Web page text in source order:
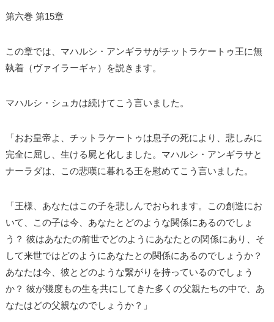
第六巻 第15章
この章では、マハルシ・アンギラサがチットラケートゥ王に無
執着（ヴァイラーギャ）を説きます。
マハルシ・シュカは続けてこう言いました。
「おお皇帝よ、チットラケートゥは息子の死により、悲しみに
完全に屈し、生ける屍と化しました。マハルシ・アンギラサと
ナーラダは、この悲嘆に暮れる王を慰めてこう言いました。
「王様、あなたはこの子を悲しんでおられます。この創造にお
いて、この子は今、あなたとどのような関係にあるのでしょ
う？ 彼はあなたの前世でどのようにあなたとの関係にあり、そ
して来世ではどのようにあなたとの関係にあるのでしょうか？
あなたは今、彼とどのような繋がりを持っているのでしょう
か？ 彼が幾度もの生を共にしてきた多くの父親たちの中で、あ
なたはどの父親なのでしょうか？」